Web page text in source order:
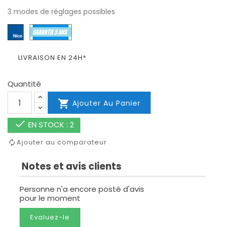
3 modes de réglages possibles
LIVRAISON EN 24H*
Quantité
 Ajouter Au Panier
 EN STOCK : 2
Ajouter au comparateur
Notes et avis clients
Personne n'a encore posté d'avis
pour le moment
Evaluez-le